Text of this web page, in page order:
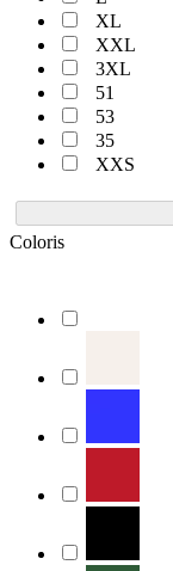
XL
XXL
3XL
51
53
35
XXS
Coloris